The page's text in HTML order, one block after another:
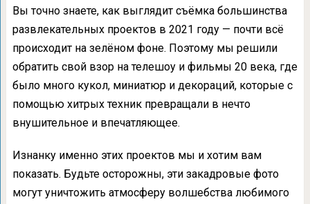
Вы точно знаете, как выглядит съёмка большинства
развлекательных проектов в 2021 году — почти всё
происходит на зелёном фоне. Поэтому мы решили
обратить свой взор на телешоу и фильмы 20 века, где
было много кукол, миниатюр и декораций, которые с
помощью хитрых техник превращали в нечто
внушительное и впечатляющее.
Изнанку именно этих проектов мы и хотим вам
показать. Будьте осторожны, эти закадровые фото
могут уничтожить атмосферу волшебства любимого